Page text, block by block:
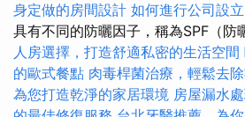
身定做的房間設計 如何進行公司設立
具有不同的防曬因子，稱為SPF（防
人房選擇，打造舒適私密的生活空間
的歐式餐點 肉毒桿菌治療，輕鬆去
為您打造乾淨的家居環境 房屋漏水